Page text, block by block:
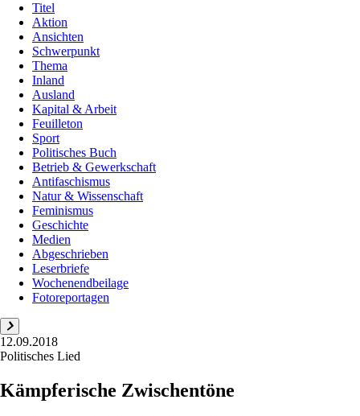
Titel
Aktion
Ansichten
Schwerpunkt
Thema
Inland
Ausland
Kapital & Arbeit
Feuilleton
Sport
Politisches Buch
Betrieb & Gewerkschaft
Antifaschismus
Natur & Wissenschaft
Feminismus
Geschichte
Medien
Abgeschrieben
Leserbriefe
Wochenendbeilage
Fotoreportagen
12.09.2018
Politisches Lied
Kämpferische Zwischentöne